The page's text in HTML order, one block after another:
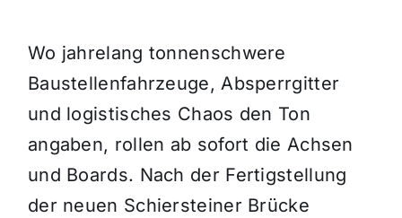
Wo jahrelang tonnenschwere
Baustellenfahrzeuge, Absperrgitter
und logistisches Chaos den Ton
angaben, rollen ab sofort die Achsen
und Boards. Nach der Fertigstellung
der neuen Schiersteiner Brücke